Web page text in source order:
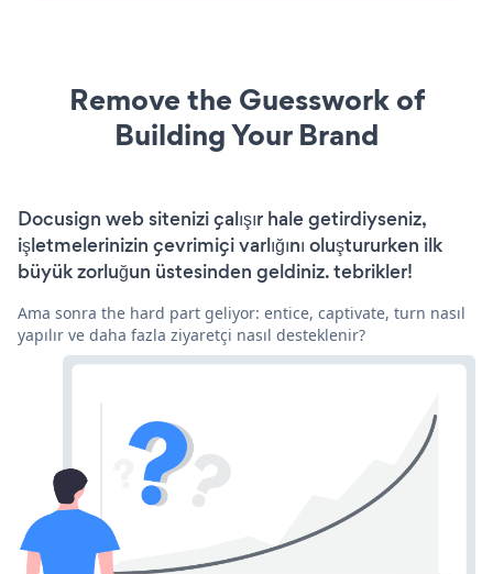
Remove the Guesswork of
Building Your Brand
Docusign web sitenizi çalışır hale getirdiyseniz,
işletmelerinizin çevrimiçi varlığını oluştururken ilk
büyük zorluğun üstesinden geldiniz. tebrikler!
Ama sonra the hard part geliyor: entice, captivate, turn nasıl
yapılır ve daha fazla ziyaretçi nasıl desteklenir?